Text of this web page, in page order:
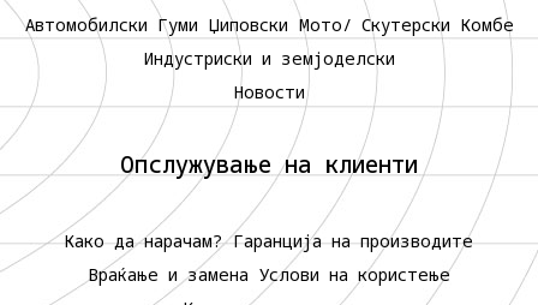
Автомобилски Гуми Џиповски Мото/ Скутерски Комбе
Индустриски и земјоделски
Новости
Опслужување на клиенти
Како да нарачам? Гаранција на производите
Враќање и замена Услови на користење